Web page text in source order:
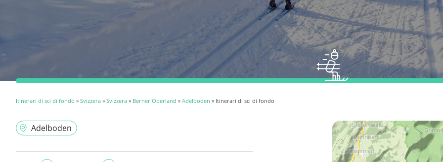
Itinerari di sci di fondo » Svizzera » Svizzera » Berner Oberland » Adelboden » Itinerari di sci di fondo
Adelboden